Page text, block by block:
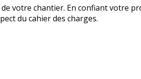
de votre chantier. En confiant votre
du cahier des charges.